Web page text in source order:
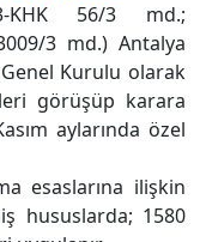
KHK 56/3 md.;
3 md.) Antalya
Kurulu olarak
görüşüp karara
aylarında özel
esaslarına ilişkin
hususlarda; 1580